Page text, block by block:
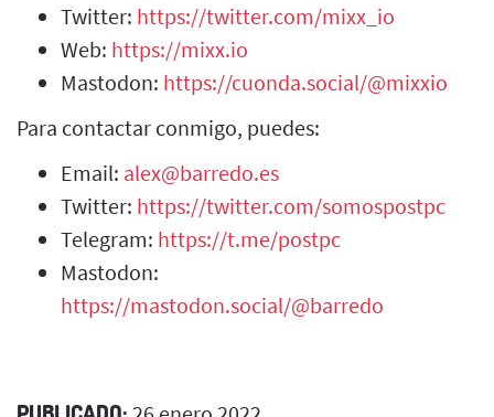
Twitter: https://twitter.com/mixx_io
Web: https://mixx.io
Mastodon: https://cuonda.social/@mixxio
Para contactar conmigo, puedes:
Email: alex@barredo.es
Twitter: https://twitter.com/somospostpc
Telegram: https://t.me/postpc
Mastodon:
https://mastodon.social/@barredo